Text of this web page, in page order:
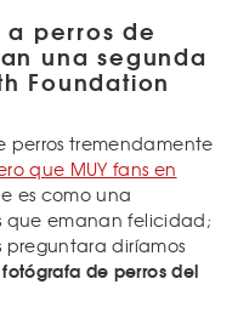
perros de
una segunda
Foundation
perros tremendamente
que MUY fans en
es como una
que emanan felicidad;
preguntara diríamos
de perros del